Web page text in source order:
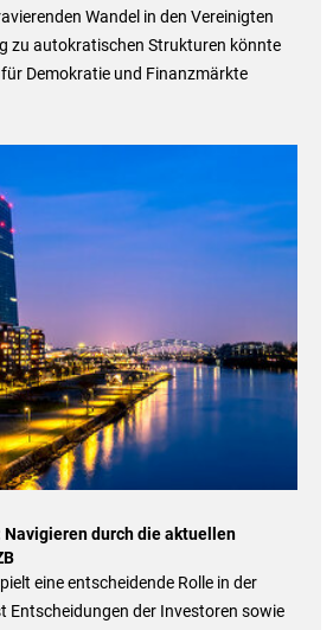
Wandel in den Vereinigten
zu autokratischen Strukturen könnte
Demokratie und Finanzmärkte
durch die aktuellen
eine entscheidende Rolle in der
Entscheidungen der Investoren sowie